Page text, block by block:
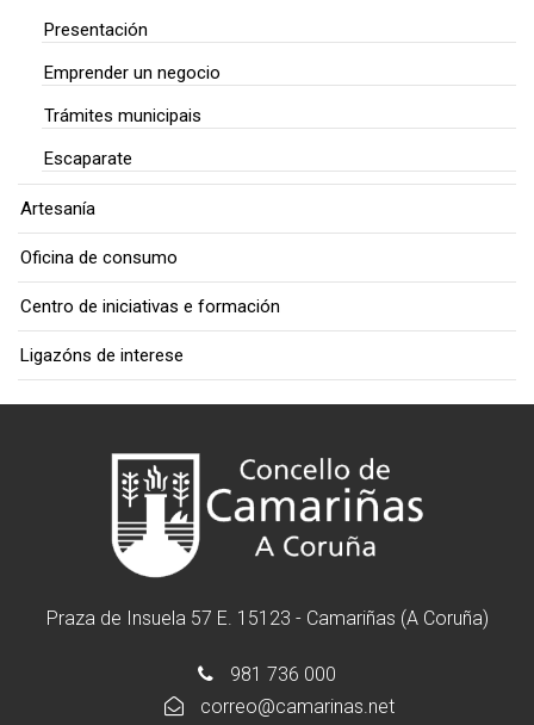
Presentación
Emprender un negocio
Trámites municipais
Escaparate
Artesanía
Oficina de consumo
Centro de iniciativas e formación
Ligazóns de interese
Praza de Insuela 57 E. 15123 - Camariñas (A Coruña)
981 736 000
correo@camarinas.net